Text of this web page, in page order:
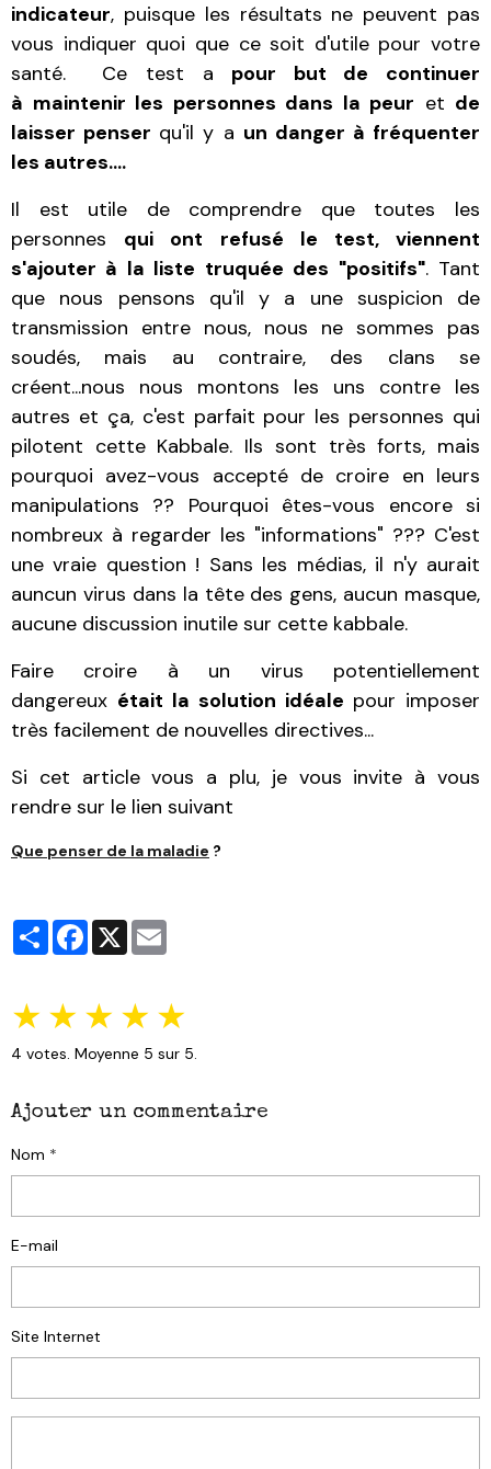
indicateur, puisque les résultats ne peuvent pas
vous indiquer quoi que ce soit d'utile pour votre
santé. Ce test a pour but de continuer
à maintenir les personnes dans la peur et de
laisser penser qu'il y a un danger à fréquenter
les autres....
Il est utile de comprendre que toutes les
personnes qui ont refusé le test, viennent
s'ajouter à la liste truquée des "positifs". Tant
que nous pensons qu'il y a une suspicion de
transmission entre nous, nous ne sommes pas
soudés, mais au contraire, des clans se
créent...nous nous montons les uns contre les
autres et ça, c'est parfait pour les personnes qui
pilotent cette Kabbale. Ils sont très forts, mais
pourquoi avez-vous accepté de croire en leurs
manipulations ?? Pourquoi êtes-vous encore si
nombreux à regarder les "informations" ??? C'est
une vraie question ! Sans les médias, il n'y aurait
auncun virus dans la tête des gens, aucun masque,
aucune discussion inutile sur cette kabbale.
Faire croire à un virus potentiellement
dangereux était la solution idéale pour imposer
très facilement de nouvelles directives...
Si cet article vous a plu, je vous invite à vous
rendre sur le lien suivant
Que penser de la maladie ?
PartagerFacebook
X
★★★★★
4 votes. Moyenne 5 sur 5.
Ajouter un commentaire
Nom
E-mail
Site Internet